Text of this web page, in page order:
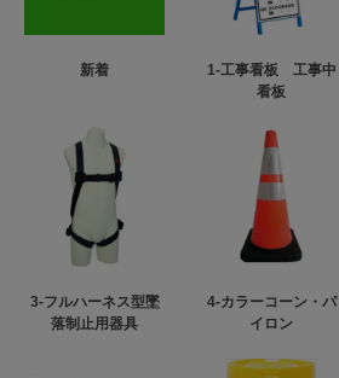
新着
1-工事看板 工事中
看板
3-フルハーネス型墜
落制止用器具
4-カラーコーン・パ
イロン